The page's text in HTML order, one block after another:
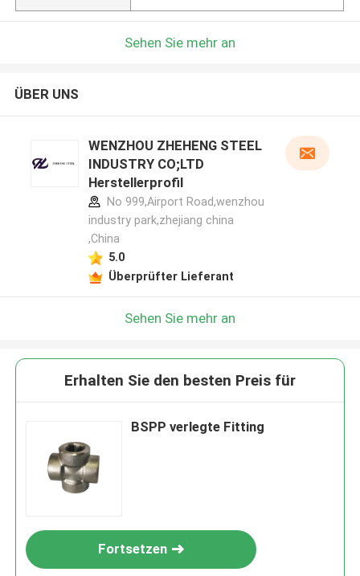
Sehen Sie mehr an
ÜBER UNS
WENZHOU ZHEHENG STEEL
INDUSTRY CO;LTD
Herstellerprofil
No 999,Airport Road,wenzhou
industry park,zhejiang china
,China
5.0
Überprüfter Lieferant
Sehen Sie mehr an
Erhalten Sie den besten Preis für
BSPP verlegte Fitting
Fortsetzen